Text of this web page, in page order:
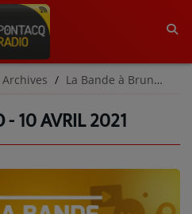
Archives La Bande à Bruno | Archives
- 10 AVRIL 2021